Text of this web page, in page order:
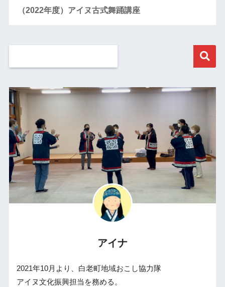
（2022年度）アイヌ古式舞踊講座
アイナ
2021年10月より、白老町地域おこし協力隊
アイヌ文化振興担当を務める。